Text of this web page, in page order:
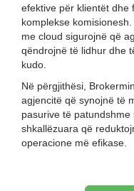
efektive për klientët dhe
komplekse
me cloud sigurojnë që
qëndrojnë të lidhur dhe
kudo.
Në përgjithësi,
agjencitë që synojnë të
pasurive të
shkallëzuara që
operacione më efikase.